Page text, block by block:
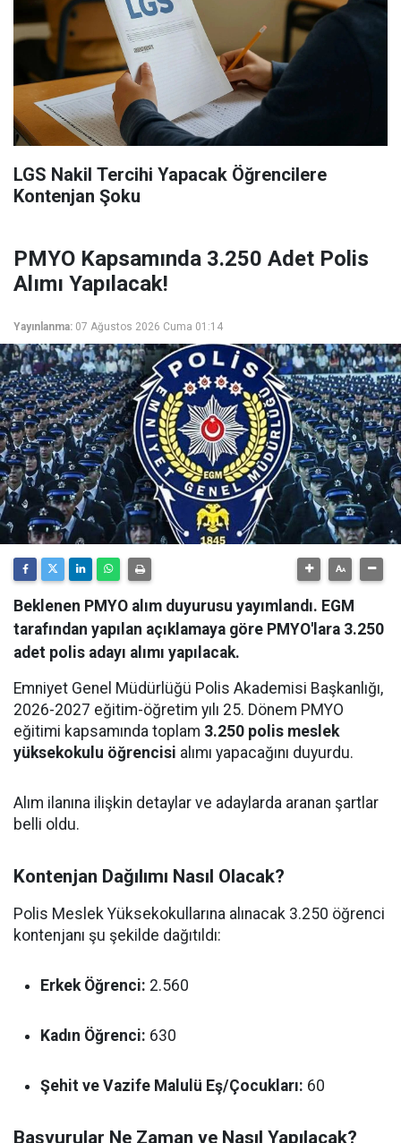
LGS Nakil Tercihi Yapacak Öğrencilere
Kontenjan Şoku
PMYO Kapsamında 3.250 Adet Polis
Alımı Yapılacak!
Yayınlanma: 07 Ağustos 2026 Cuma 01:14
Beklenen PMYO alım duyurusu yayımlandı. EGM
tarafından yapılan açıklamaya göre PMYO'lara 3.250
adet polis adayı alımı yapılacak.
Emniyet Genel Müdürlüğü Polis Akademisi Başkanlığı,
2026-2027 eğitim-öğretim yılı 25. Dönem PMYO
eğitimi kapsamında toplam 3.250 polis meslek
yüksekokulu öğrencisi alımı yapacağını duyurdu.
Alım ilanına ilişkin detaylar ve adaylarda aranan şartlar
belli oldu.
Kontenjan Dağılımı Nasıl Olacak?
Polis Meslek Yüksekokullarına alınacak 3.250 öğrenci
kontenjanı şu şekilde dağıtıldı:
Erkek Öğrenci: 2.560
Kadın Öğrenci: 630
Şehit ve Vazife Malulü Eş/Çocukları: 60
Başvurular Ne Zaman ve Nasıl Yapılacak?